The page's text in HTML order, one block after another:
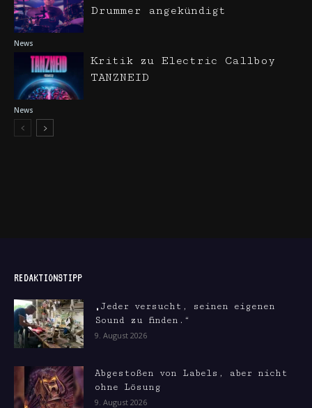
News
Drummer angekündigt
News
Kritik zu Electric Callboy
TANZNEID
REDAKTIONSTIPP
„Jeder versucht, seinen eigenen
Sound zu finden.“
9. August 2026
Abgestoßen von Labels, aber nicht
ohne Lösung
9. August 2026